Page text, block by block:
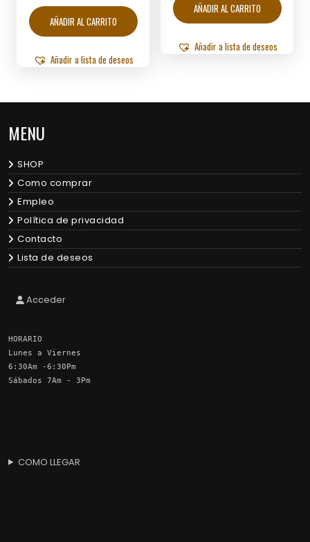
AÑADIR AL CARRITO
Añadir a lista de deseos
AÑADIR AL CARRITO
Añadir a lista de deseos
MENU
SHOP
Como comprar
Empleo
Política de privacidad
Contacto
Lista de deseos
Acceder
HORARIO
Lunes a Viernes
6:30Am -6:30Pm
Sábados 7Am - 3Pm
COMO LLEGAR